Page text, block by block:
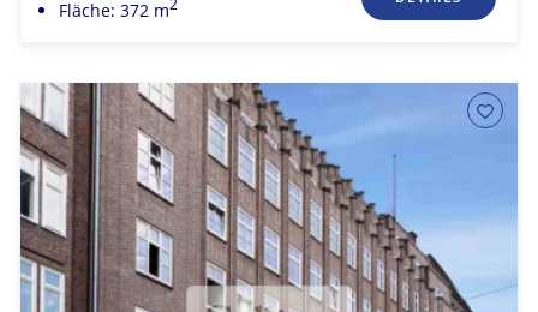
Fläche: 372 m2